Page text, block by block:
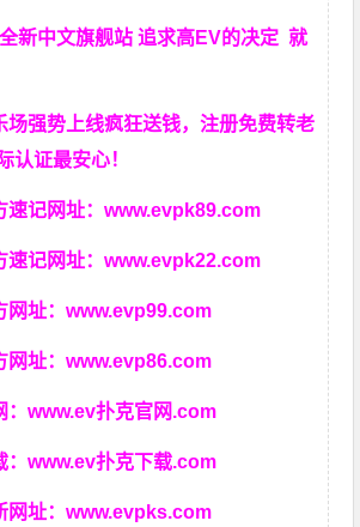
全新中文旗舰站 追求高EV的决定就
场强势上线疯狂送钱，注册免费转老
认证最安心！
速记网址：www.evpk89.com
速记网址：www.evpk22.com
网址：www.evp99.com
网址：www.evp86.com
：www.ev扑克官网.com
：www.ev扑克下载.com
网址：www.evpks.com